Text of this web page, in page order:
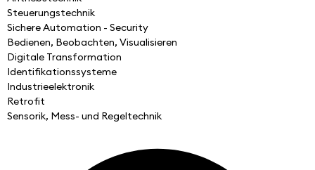
Steuerungstechnik
Sichere Automation - Security
Bedienen, Beobachten, Visualisieren
Digitale Transformation
Identifikationssysteme
Industrieelektronik
Retrofit
Sensorik, Mess- und Regeltechnik